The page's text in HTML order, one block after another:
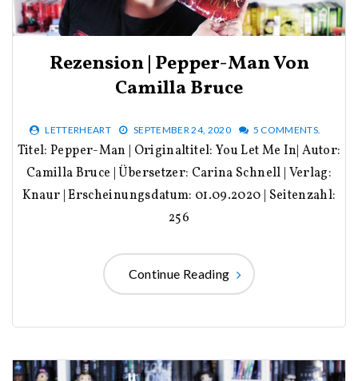
Rezension | Pepper-Man Von
Camilla Bruce
LETTERHEART SEPTEMBER 24, 2020 5 COMMENTS.
Titel: Pepper-Man | Originaltitel: You Let Me In| Autor:
Camilla Bruce | Übersetzer: Carina Schnell | Verlag:
Knaur | Erscheinungsdatum: 01.09.2020 | Seitenzahl:
256
Continue Reading